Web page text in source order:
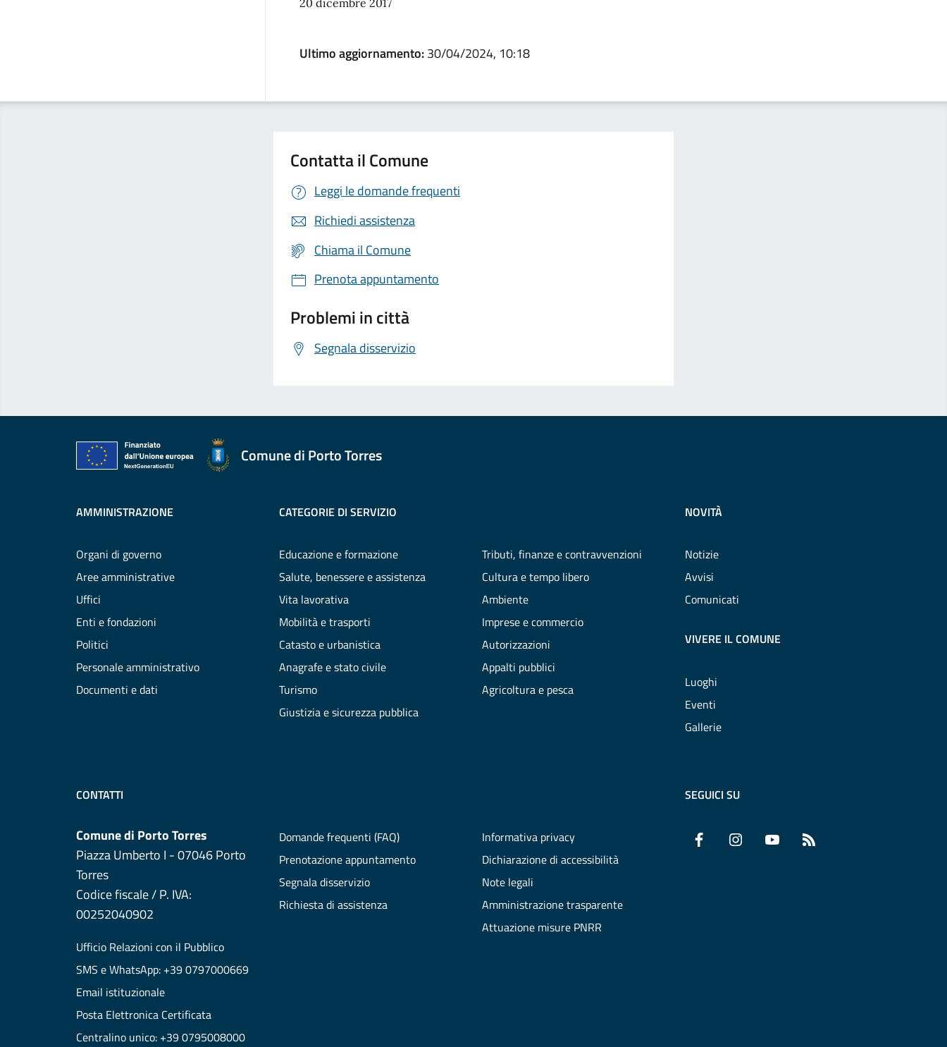
20 dicembre 2017
Ultimo aggiornamento:30/04/2024, 10:18
Contatta il Comune
Leggi le domande frequenti
Richiedi assistenza
Chiama il Comune
Prenota appuntamento
Problemi in città
Segnala disservizio
Comune di Porto Torres
AMMINISTRAZIONE
Organi di governo
Aree amministrative
Uffici
Enti e fondazioni
Politici
Personale amministrativo
Documenti e dati
CATEGORIE DI SERVIZIO
Educazione e formazione
Salute, benessere e assistenza
Vita lavorativa
Mobilità e trasporti
Catasto e urbanistica
Anagrafe e stato civile
Turismo
Giustizia e sicurezza pubblica
Tributi, finanze e contravvenzioni
Cultura e tempo libero
Ambiente
Imprese e commercio
Autorizzazioni
Appalti pubblici
Agricoltura e pesca
NOVITÀ
Notizie
Avvisi
Comunicati
VIVERE IL COMUNE
Luoghi
Eventi
Gallerie
CONTATTI
Comune di Porto Torres
Piazza Umberto I - 07046 Porto
Torres
Codice fiscale / P. IVA:
00252040902
Ufficio Relazioni con il Pubblico
SMS e WhatsApp: +39 0797000669
Email istituzionale
Posta Elettronica Certificata
Centralino unico: +39 0795008000
Domande frequenti (FAQ)
Prenotazione appuntamento
Segnala disservizio
Richiesta di assistenza
Informativa privacy
Dichiarazione di accessibilità
Note legali
Amministrazione trasparente
Attuazione misure PNRR
SEGUICI SU
Facebook InstagramYouTube